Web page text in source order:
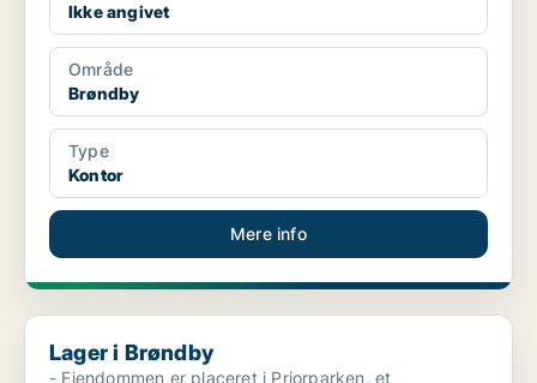
Ikke angivet
Område
Brøndby
Type
Kontor
Mere info
Lager i Brøndby
Lager i Brøndby
- Ejendommen er placeret i Priorparken, et